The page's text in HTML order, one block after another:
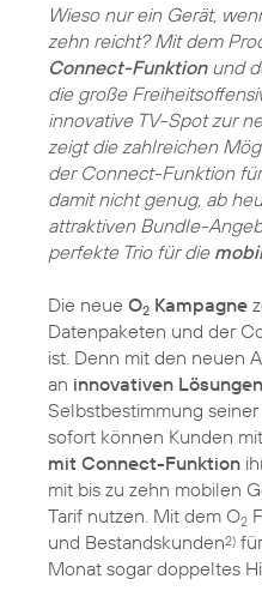
Wieso nur ein Gerät,
zehn reicht? Mit dem
Connect-Funktionund
die große
innovative TV-Spot zur
zeigt die zahlreichen
der Connect-Funktion
damit nicht genug, ab
attraktiven Bundle-
perfekte Trio für die
Die neue O2 Kampagne
Datenpaketen und der
ist. Denn mit den neuen
an innovativen Lösungen
Selbstbestimmung
sofort können Kunden
mit Connect-Funktion
mit bis zu zehn mobilen
Tarif nutzen. Mit dem O2
und Bestandskunden2)
Monat sogar doppeltes